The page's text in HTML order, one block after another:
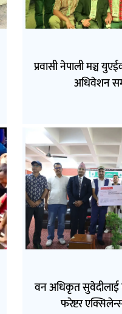
प्रवासी नेपाली मञ्च
अधिवेशन
वन अधिकृत सुवेदीलाई
फरेष्टर